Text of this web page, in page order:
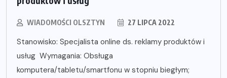
WIADOMOŚCI OLSZTYN 27 LIPCA 2022
Stanowisko: Specjalista online ds. reklamy produktów i
usług Wymagania: Obsługa
komputera/tabletu/smartfonu w stopniu biegłym;